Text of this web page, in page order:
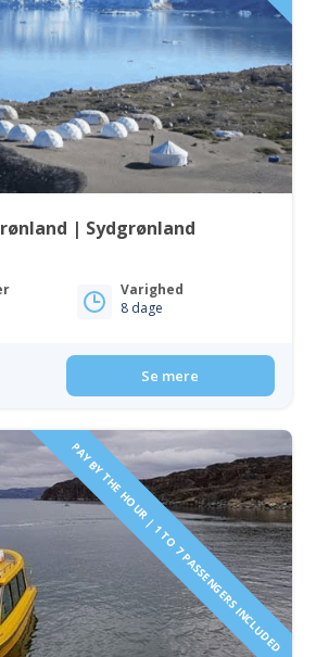
| Sydgrønland
Varighed
8 dage
Se mere
PAY BY THE HOUR | 1 TO 7 PASSENGERS INCLUDED